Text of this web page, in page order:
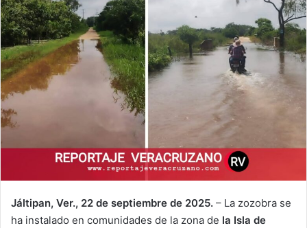
Jáltipan, Ver., 22 de septiembre de 2025. – La zozobra se
ha instalado en comunidades de la zona de la Isla de